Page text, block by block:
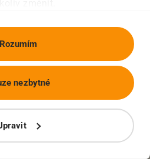
Rozumím
nezbytné